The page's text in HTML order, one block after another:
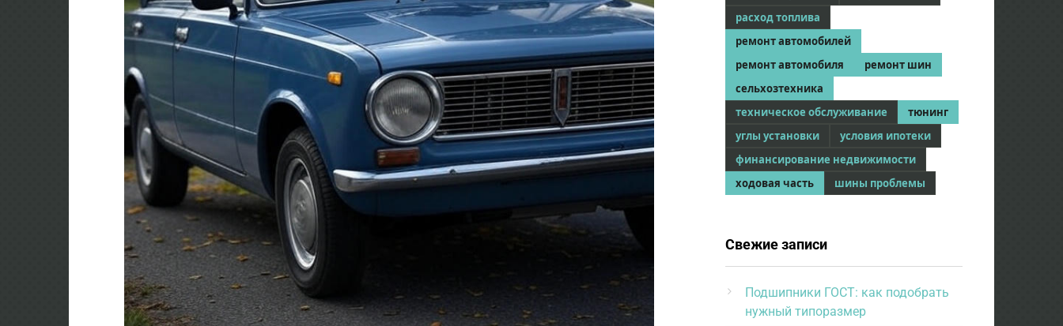
расход топлива
ремонт автомобилей
ремонт автомобиля
ремонт шин
сельхозтехника
техническое обслуживание
тюнинг
углы установки
условия ипотеки
финансирование недвижимости
ходовая часть
шины проблемы
Свежие записи
Подшипники ГОСТ: как подобрать
нужный типоразмер